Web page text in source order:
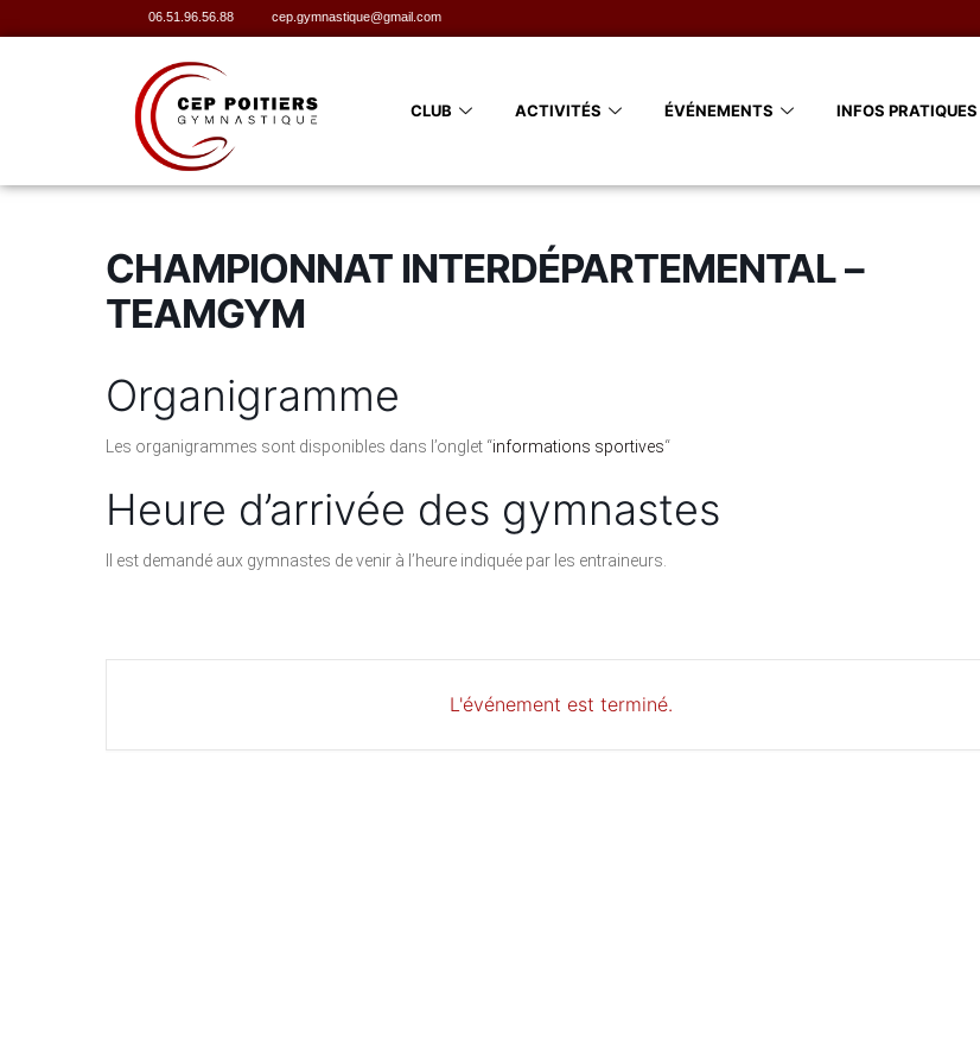
06.51.96.56.88 cep.gymnastique@gmail.com
CLUB ACTIVITÉS ÉVÉNEMENTS INFOS PRATIQUES
CHAMPIONNAT INTERDÉPARTEMENTAL –
TEAMGYM
Organigramme
Les organigrammes sont disponibles dans l’onglet “informations sportives“
Heure d’arrivée des gymnastes
Il est demandé aux gymnastes de venir à l’heure indiquée par les entraineurs.
L'événement est terminé.